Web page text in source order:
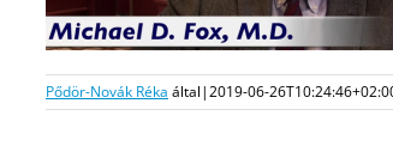
Pődör-Novák Réka által|2019-06-